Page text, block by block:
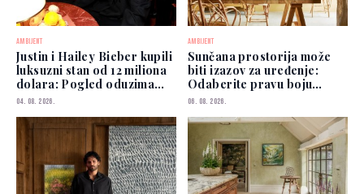
AMBIJENT
Justin i Hailey Bieber kupili
luksuzni stan od 12 miliona
dolara: Pogled oduzima
dah
04. 08. 2026.
AMBIJENT
Sunčana prostorija može
biti izazov za uređenje:
Odaberite pravu boju
zidova
06. 08. 2026.